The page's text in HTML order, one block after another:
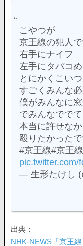
こやつが
京王線の犯人
右手にナイフ
左手にタバコ
とにかくこい
すごくみんな
僕がみんなに
でみんなでで
本当に許せな
殴りたかった
#京王線#京王
pic.twitter.com/
— 生形たけし
出典：
NHK-NEWS「京王